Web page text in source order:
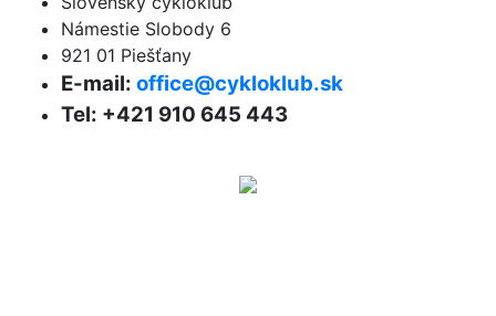
Námestie Slobody 6
921 01 Piešťany
E-mail: office@cykloklub.sk
Tel: +421 910 645 443